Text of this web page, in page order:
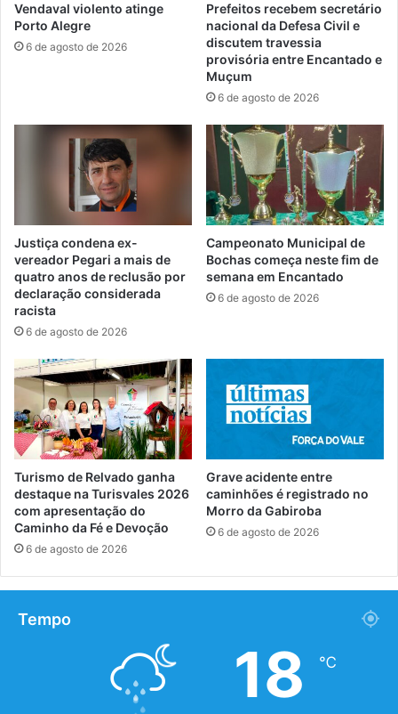
Vendaval violento atinge
Porto Alegre
6 de agosto de 2026
Prefeitos recebem secretário
nacional da Defesa Civil e
discutem travessia
provisória entre Encantado e
Muçum
6 de agosto de 2026
Justiça condena ex-
vereador Pegari a mais de
quatro anos de reclusão por
declaração considerada
racista
6 de agosto de 2026
Campeonato Municipal de
Bochas começa neste fim de
semana em Encantado
6 de agosto de 2026
Turismo de Relvado ganha
destaque na Turisvales 2026
com apresentação do
Caminho da Fé e Devoção
6 de agosto de 2026
Grave acidente entre
caminhões é registrado no
Morro da Gabiroba
6 de agosto de 2026
Tempo
18 ℃